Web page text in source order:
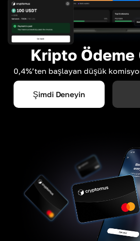
Kripto Ödeme
0,4%’ten başlayan düşük
Şimdi Deneyin